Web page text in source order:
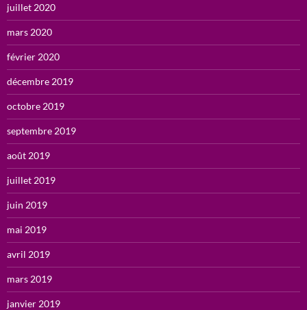
juillet 2020
mars 2020
février 2020
décembre 2019
octobre 2019
septembre 2019
août 2019
juillet 2019
juin 2019
mai 2019
avril 2019
mars 2019
janvier 2019